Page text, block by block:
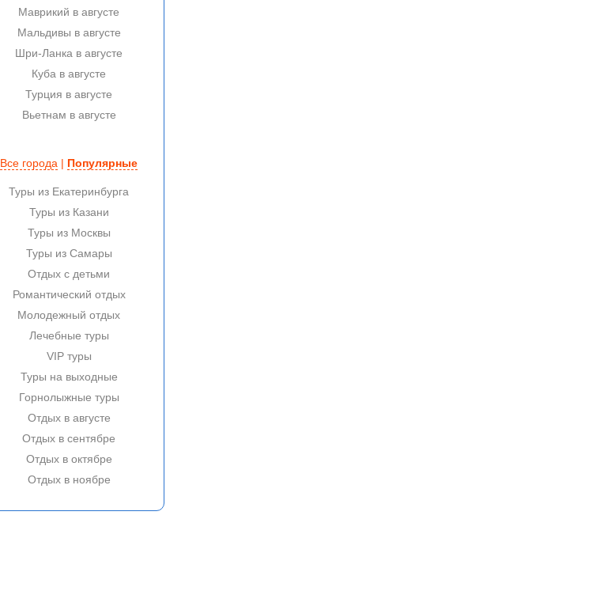
Маврикий в августе
Мальдивы в августе
Шри-Ланка в августе
Куба в августе
Турция в августе
Вьетнам в августе
Все города | Популярные
Туры из Екатеринбурга
Туры из Казани
Туры из Москвы
Туры из Самары
Отдых с детьми
Романтический отдых
Молодежный отдых
Лечебные туры
VIP туры
Туры на выходные
Горнолыжные туры
Отдых в августе
Отдых в сентябре
Отдых в октябре
Отдых в ноябре